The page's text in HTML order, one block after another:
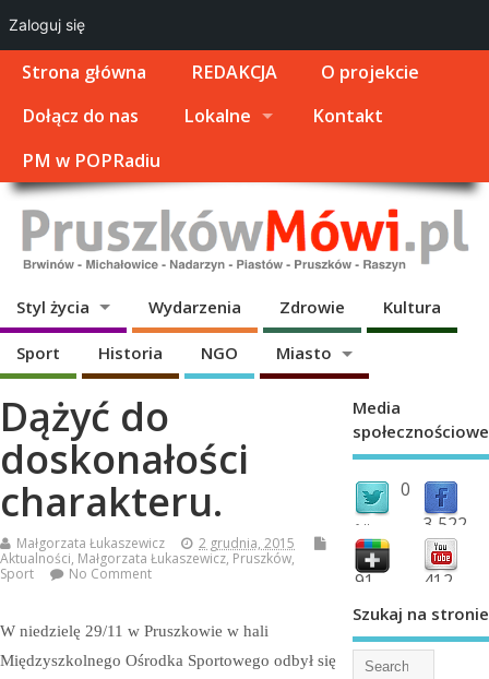
Strona główna REDAKCJA
O projekcie
Dołącz do nas
Lokalne
Kontakt
PM w POPRadiu
Styl życia Wydarzenia Zdrowie Kultura
Sport Historia NGO Miasto
Dążyć do
doskonałości
charakteru.
Małgorzata Łukaszewicz
2 grudnia, 2015
Aktualności, Małgorzata Łukaszewicz, Pruszków,
Sport
No Comment
W niedzielę 29/11 w Pruszkowie w hali
Międzyszkolnego Ośrodka Sportowego odbył się
Media
społecznościowe
0
followers 3,522
fans
91 412
Szukaj na stronie
Zaloguj się